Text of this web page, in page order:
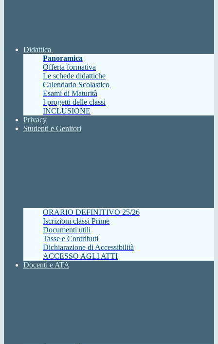
Didattica
Panoramica
Offerta formativa
Le schede didattiche
Calendario Scolastico
Esami di Maturità
I progetti delle classi
INCLUSIONE
Privacy
Studenti e Genitori
ORARIO DEFINITIVO 25/26
Iscrizioni classi Prime
Documenti utili
Tasse e Contributi
Dichiarazione di Accessibilità
ACCESSO AGLI ATTI
Docenti e ATA